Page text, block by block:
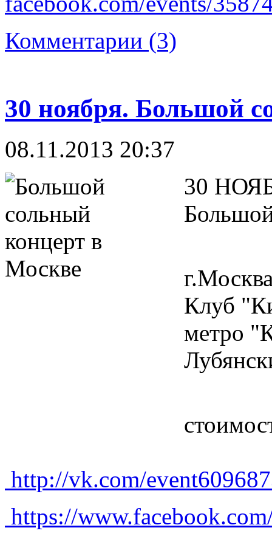
Комментарии (3)
30 ноября. Большой
08.11.2013 20:37
30
Клуб
метро
http://vk.com/
https://